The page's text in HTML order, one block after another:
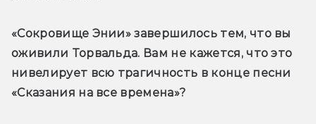
«Сокровище Энии» завершилось тем, что вы
оживили Торвальда. Вам не кажется, что это
нивелирует всю трагичность в конце песни
«Сказания на все времена»?